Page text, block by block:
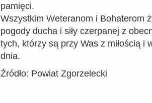
pamięci.
Wszystkim Weteranom i Bohaterom
pogody ducha i siły czerpanej z
tych, którzy są przy Was z miłością i
dnia.
Źródło: Powiat Zgorzelecki